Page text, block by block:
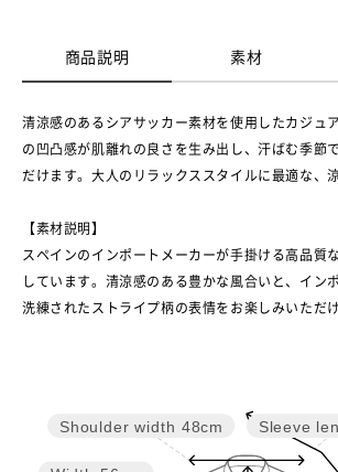
商品説明 素材
清涼感のあるシアサッカー素材を使用したカジュ
の凹凸感が肌離れの良さを生み出し、汗ばむ季節
だけます。大人のリラックススタイルに最適な、
【素材説明】
スペインのインポートメーカーが手掛ける高品質
しています。清涼感のある豊かな風合いと、イン
洗練されたストライプ柄の表情をお楽しみいただ
Sleeve
Shoulder width 48cm